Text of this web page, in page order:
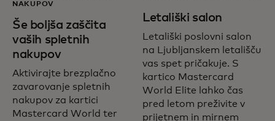
NAKUPOV
Še boljša zaščita
vaših spletnih
nakupov
Aktivirajte brezplačno
zavarovanje spletnih
nakupov za kartici
Mastercard World ter
Letališki salon
Letališki poslovni salon
na Ljubljanskem letališču
vas spet pričakuje. S
kartico Mastercard
World Elite lahko čas
pred letom preživite v
prijetnem in mirnem